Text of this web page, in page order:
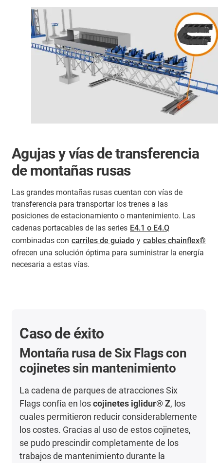
Agujas y vías de transferencia
de montañas rusas
Las grandes montañas rusas cuentan con vías de
transferencia para transportar los trenes a las
posiciones de estacionamiento o mantenimiento. Las
cadenas portacables de las series E4.1 o E4.Q
combinadas con carriles de guiado y cables chainflex®
ofrecen una solución óptima para suministrar la energía
necesaria a estas vías.
Caso de éxito
Montaña rusa de Six Flags con
cojinetes sin mantenimiento
La cadena de parques de atracciones Six
Flags confía en loscojinetes iglidur® Z, los
cuales permitieron reducir considerablemente
los costes. Gracias al uso de estos cojinetes,
se pudo prescindir completamente de los
trabajos de mantenimiento durante la